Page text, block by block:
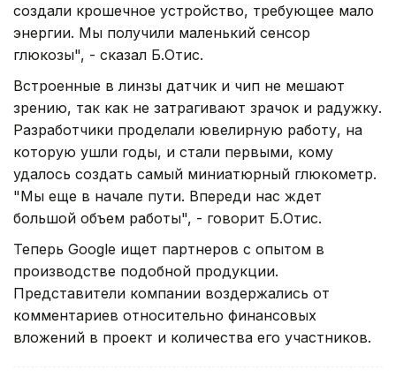
создали крошечное устройство, требующее мало
энергии. Мы получили маленький сенсор
глюкозы", - сказал Б.Отис.
Встроенные в линзы датчик и чип не мешают
зрению, так как не затрагивают зрачок и радужку.
Разработчики проделали ювелирную работу, на
которую ушли годы, и стали первыми, кому
удалось создать самый миниатюрный глюкометр.
"Мы еще в начале пути. Впереди нас ждет
большой объем работы", - говорит Б.Отис.
Теперь Google ищет партнеров с опытом в
производстве подобной продукции.
Представители компании воздержались от
комментариев относительно финансовых
вложений в проект и количества его участников.